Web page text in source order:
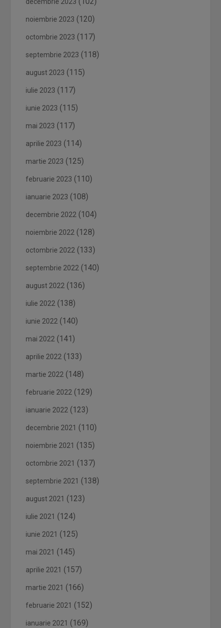
noiembrie 2023 (120)
octombrie 2023 (117)
septembrie 2023 (118)
august 2023 (115)
iulie 2023 (117)
iunie 2023 (115)
mai 2023 (117)
aprilie 2023 (114)
martie 2023 (125)
februarie 2023 (110)
ianuarie 2023 (108)
decembrie 2022 (104)
noiembrie 2022 (128)
octombrie 2022 (133)
septembrie 2022 (140)
august 2022 (136)
iulie 2022 (138)
iunie 2022 (140)
mai 2022 (141)
aprilie 2022 (133)
martie 2022 (148)
februarie 2022 (129)
ianuarie 2022 (123)
decembrie 2021 (110)
noiembrie 2021 (135)
octombrie 2021 (137)
septembrie 2021 (138)
august 2021 (123)
iulie 2021 (124)
iunie 2021 (125)
mai 2021 (145)
aprilie 2021 (157)
martie 2021 (166)
februarie 2021 (152)
ianuarie 2021 (169)